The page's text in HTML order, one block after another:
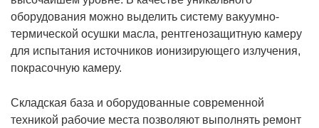
оборудования можно выделить систему вакуумно-
термической осушки масла, рентгенозащитную камеру
для испытания источников ионизирующего излучения,
покрасочную камеру.
Складская база и оборудованные современной
техникой рабочие места позволяют выполнять ремонт